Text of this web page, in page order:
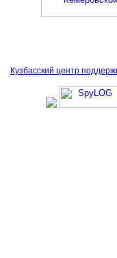
Кузбасский центр